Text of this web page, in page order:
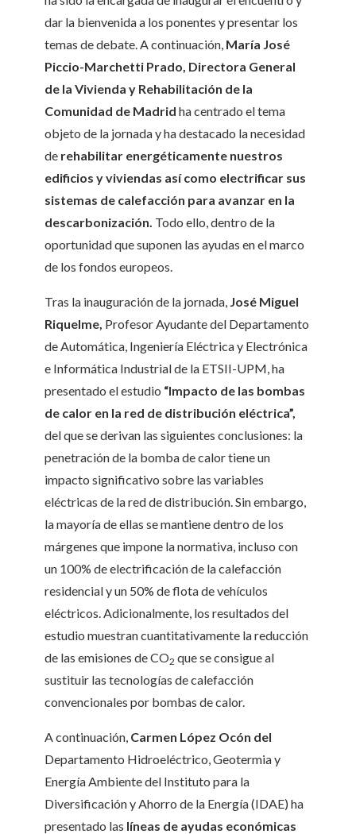
dar la bienvenida a los ponentes y presentar los
temas de debate. A continuación, María José
Piccio-Marchetti Prado, Directora General
de la Vivienda y Rehabilitación de la
Comunidad de Madrid ha centrado el tema
objeto de la jornada y ha destacado la necesidad
de rehabilitar energéticamente nuestros
edificios y viviendas así como electrificar sus
sistemas de calefacción para avanzar en la
descarbonización. Todo ello, dentro de la
oportunidad que suponen las ayudas en el marco
de los fondos europeos.
Tras la inauguración de la jornada, José Miguel
Riquelme, Profesor Ayudante del Departamento
de Automática, Ingeniería Eléctrica y Electrónica
e Informática Industrial de la ETSII-UPM, ha
presentado el estudio “Impacto de las bombas
de calor en la red de distribución eléctrica”,
del que se derivan las siguientes conclusiones: la
penetración de la bomba de calor tiene un
impacto significativo sobre las variables
eléctricas de la red de distribución. Sin embargo,
la mayoría de ellas se mantiene dentro de los
márgenes que impone la normativa, incluso con
un 100% de electrificación de la calefacción
residencial y un 50% de flota de vehículos
eléctricos. Adicionalmente, los resultados del
estudio muestran cuantitativamente la reducción
de las emisiones de CO2 que se consigue al
sustituir las tecnologías de calefacción
convencionales por bombas de calor.
A continuación, Carmen López Ocón del
Departamento Hidroeléctrico, Geotermia y
Energía Ambiente del Instituto para la
Diversificación y Ahorro de la Energía (IDAE) ha
presentado las líneas de ayudas económicas